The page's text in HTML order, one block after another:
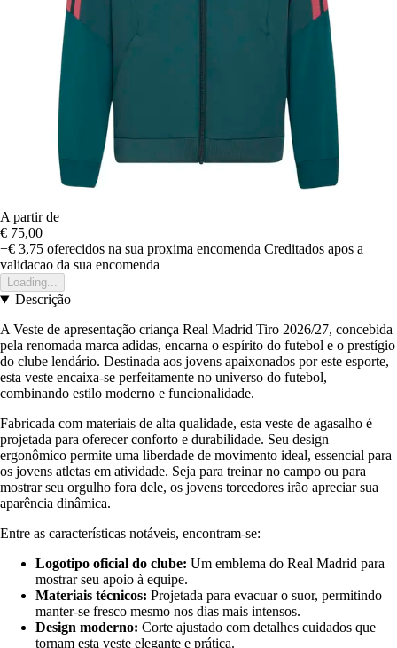
A partir de
€ 75,00
+€ 3,75 oferecidos na sua proxima encomenda Creditados apos a
validacao da sua encomenda
Loading...
Descrição
A Veste de apresentação criança Real Madrid Tiro 2026/27, concebida
pela renomada marca adidas, encarna o espírito do futebol e o prestígio
do clube lendário. Destinada aos jovens apaixonados por este esporte,
esta veste encaixa-se perfeitamente no universo do futebol,
combinando estilo moderno e funcionalidade.
Fabricada com materiais de alta qualidade, esta veste de agasalho é
projetada para oferecer conforto e durabilidade. Seu design
ergonômico permite uma liberdade de movimento ideal, essencial para
os jovens atletas em atividade. Seja para treinar no campo ou para
mostrar seu orgulho fora dele, os jovens torcedores irão apreciar sua
aparência dinâmica.
Entre as características notáveis, encontram-se:
Logotipo oficial do clube: Um emblema do Real Madrid para
mostrar seu apoio à equipe.
Materiais técnicos: Projetada para evacuar o suor, permitindo
manter-se fresco mesmo nos dias mais intensos.
Design moderno: Corte ajustado com detalhes cuidados que
tornam esta veste elegante e prática.